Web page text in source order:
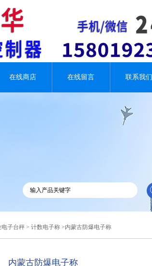
在线商店 在线留言 联系我们
电子台秤 > 计数电子称 >内蒙古防爆电子称
内蒙古防爆电子称